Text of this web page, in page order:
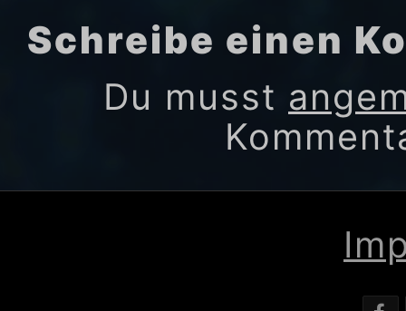
Schreibe einen
Du musst